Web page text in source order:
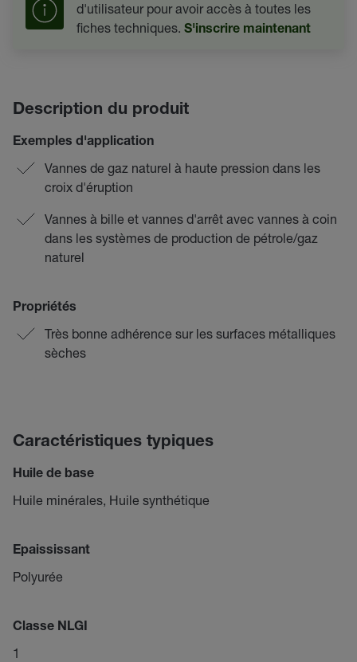
d'utilisateur pour avoir accès à toutes les
fiches techniques. S'inscrire maintenant
Description du produit
Exemples d'application
Vannes de gaz naturel à haute pression dans les
croix d'éruption
Vannes à bille et vannes d'arrêt avec vannes à coin
dans les systèmes de production de pétrole/gaz
naturel
Propriétés
Très bonne adhérence sur les surfaces métalliques
sèches
Caractéristiques typiques
Huile de base
Huile minérales, Huile synthétique
Epaississant
Polyurée
Classe NLGI
1